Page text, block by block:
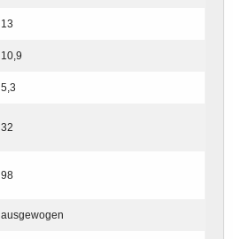
13
10,9
5,3
32
98
ausgewogen